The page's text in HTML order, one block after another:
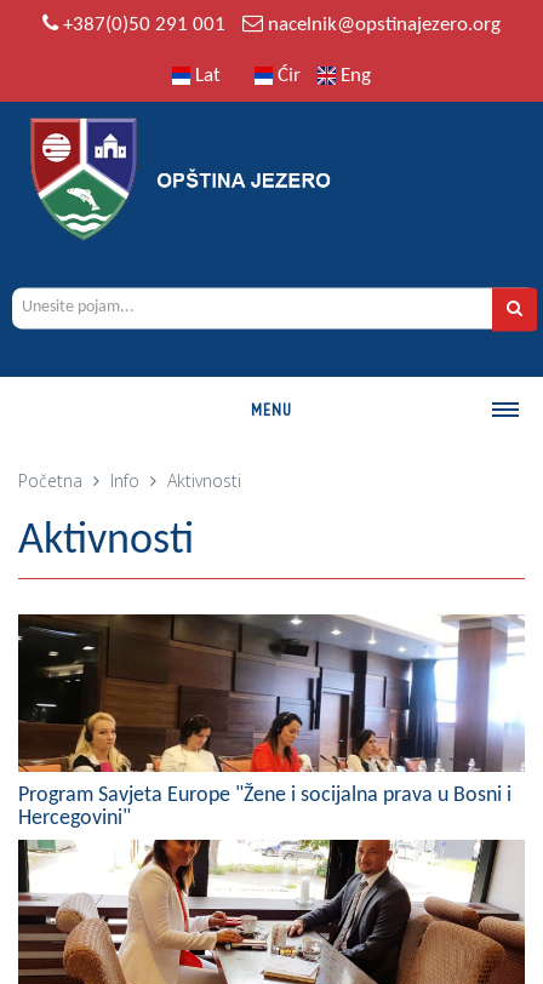
+387(0)50 291 001 nacelnik@opstinajezero.org
Lat Ćir Eng
MENU
O OPŠTINI
Istorija
Geografija
Naseljena mjesta
Zanimljivosti
Fotogalerija
NAČELNIK
O Načelniku
Zamjenik načelnika
Izvještaj o radu načelnika
Početna Info Aktivnosti
Aktivnosti
Program Savjeta Europe "Žene i socijalna prava u Bosni i
Hercegovini"